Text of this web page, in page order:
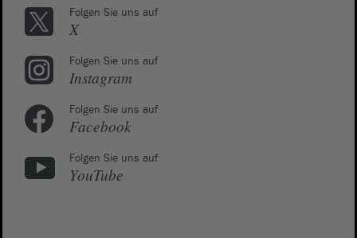
Folgen Sie uns auf
X
Folgen Sie uns auf
Instagram
Folgen Sie uns auf
Facebook
Folgen Sie uns auf
YouTube